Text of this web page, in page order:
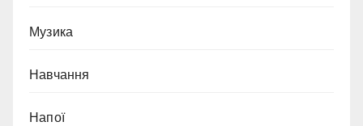
Музика
Навчання
Напої